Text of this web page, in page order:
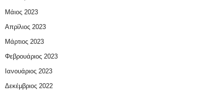
Μάιος 2023
Απρίλιος 2023
Μάρτιος 2023
Φεβρουάριος 2023
Ιανουάριος 2023
Δεκέμβριος 2022